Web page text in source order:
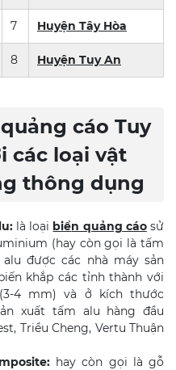
7 Huyện Tây Hòa
8 Huyện Tuy An
cáo Tuy
các loại vật
thông dụng
là loại biển quảng cáosử
(hay còn gọi là tấm
được các nhà máy sản
khắp các tỉnh thành với
4 mm) và ở kích thước
xuất tấm alu hàng đầu
Triều Cheng, Vertu Thuận
hay còn gọi là gỗ